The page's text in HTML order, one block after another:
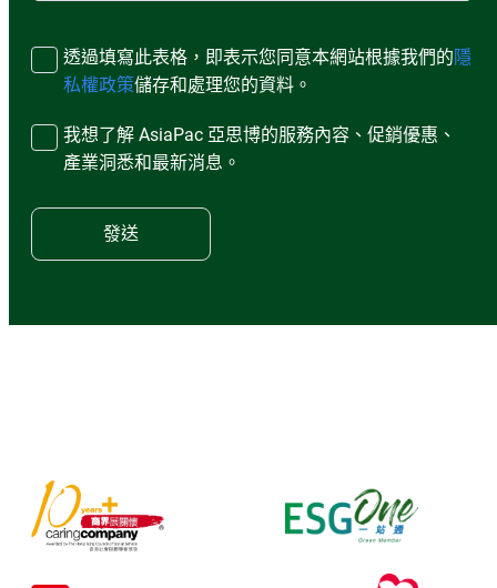
透過填寫此表格，即表示您同意本網站根據我們的隱
私權政策儲存和處理您的資料。
我想了解 AsiaPac 亞思博的服務內容、促銷優惠、
產業洞悉和最新消息。
發送